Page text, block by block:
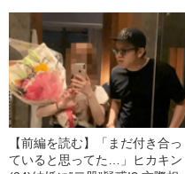
【前編を読む】「まだ付き合っ
ていると思ってた…」ヒカキン